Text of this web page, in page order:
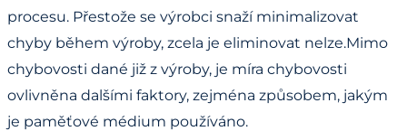
procesu. Přestože se výrobci snaží minimalizovat
chyby během výroby, zcela je eliminovat nelze.Mimo
chybovosti dané již z výroby, je míra chybovosti
ovlivněna dalšími faktory, zejména způsobem, jakým
je paměťové médium používáno.